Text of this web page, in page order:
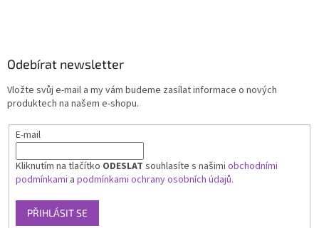
Odebírat newsletter
Vložte svůj e-mail a my vám budeme zasílat informace o nových
produktech na našem e-shopu.
E-mail
Kliknutím na tlačítko ODESLAT souhlasíte s našimi obchodními
podmínkami a podmínkami ochrany osobních údajů.
PŘIHLÁSIT SE